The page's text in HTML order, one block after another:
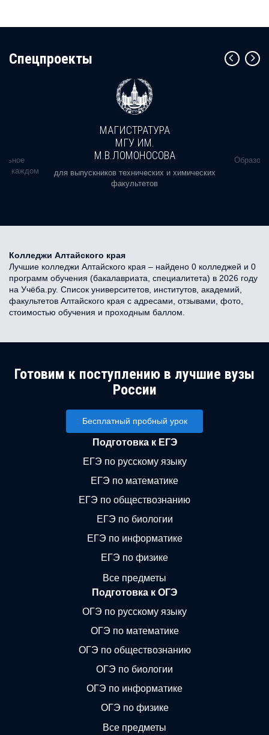
Cпецпроекты
в каждом
МАГИСТРАТУРА
МГУ ИМ.
М.В.ЛОМОНОСОВА
для выпускников технических и химических
факультетов
Колледжи Алтайского края
Лучшие колледжи Алтайского края – найдено 0 колледжей и 0
программ обучения (бакалавриата, специалитета) в 2026 году
на Учёба.ру. Список университетов, институтов, академий,
факультетов Алтайского края с адресами, отзывами, фото,
стоимостью обучения и проходным баллом.
Готовим к поступлению в лучшие вузы
России
Бесплатный пробный урок
Подготовка к ЕГЭ
ЕГЭ по русскому языку
ЕГЭ по математике
ЕГЭ по обществознанию
ЕГЭ по биологии
ЕГЭ по информатике
ЕГЭ по физике
Все предметы
Подготовка к ОГЭ
ОГЭ по русскому языку
ОГЭ по математике
ОГЭ по обществознанию
ОГЭ по биологии
ОГЭ по информатике
ОГЭ по физике
Все предметы